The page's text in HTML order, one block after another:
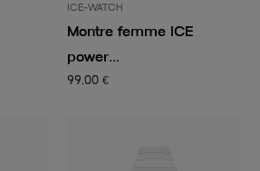
ICE-WATCH
Montre femme ICE
power...
99,00 €